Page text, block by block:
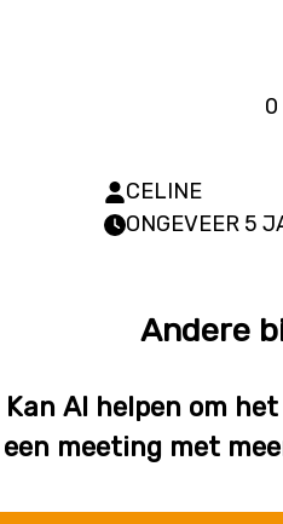
0
CELINE
ONGEVEER 5
Andere
Kan AI helpen om
een meeting met